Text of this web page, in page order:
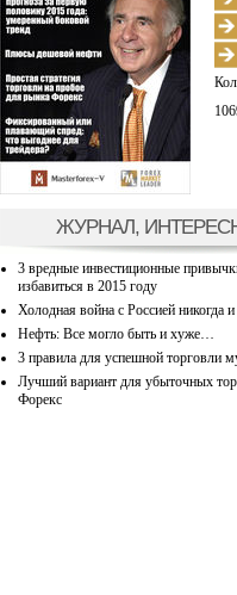
ЖУРНАЛ,
3 вредные инвестиционные
избавиться в 2015 году
Холодная война с Россией никогда и
Нефть: Все могло быть и хуже…
3 правила для успешной торговли
Лучший вариант для убыточных
Форекс